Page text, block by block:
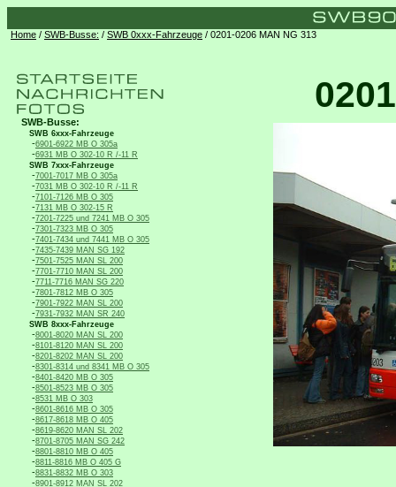
Home / SWB-Busse: / SWB 0xxx-Fahrzeuge / 0201-0206 MAN NG 313
SWB-Busse:
SWB 6xxx-Fahrzeuge
-6901-6922 MB O 305a
-6931 MB O 302-10 R /-11 R
SWB 7xxx-Fahrzeuge
-7001-7017 MB O 305a
-7031 MB O 302-10 R /-11 R
-7101-7126 MB O 305
-7131 MB O 302-15 R
-7201-7225 und 7241 MB O 305
-7301-7323 MB O 305
-7401-7434 und 7441 MB O 305
-7435-7439 MAN SG 192
-7501-7525 MAN SL 200
-7701-7710 MAN SL 200
-7711-7716 MAN SG 220
-7801-7812 MB O 305
-7901-7922 MAN SL 200
-7931-7932 MAN SR 240
SWB 8xxx-Fahrzeuge
-8001-8020 MAN SL 200
-8101-8120 MAN SL 200
-8201-8202 MAN SL 200
-8301-8314 und 8341 MB O 305
-8401-8420 MB O 305
-8501-8523 MB O 305
-8531 MB O 303
-8601-8616 MB O 305
-8617-8618 MB O 405
-8619-8620 MAN SL 202
-8701-8705 MAN SG 242
-8801-8810 MB O 405
-8811-8816 MB O 405 G
-8831-8832 MB O 303
-8901-8912 MAN SL 202